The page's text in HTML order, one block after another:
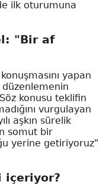
ilk oturumuna
"Bir af
yapan
düzenlemenin
konusu teklifin
vurgulayan
aşkın sürelik
somut bir
yerine getiriyoruz"
içeriyor?